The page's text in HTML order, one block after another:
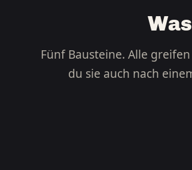
Fünf Bausteine. Alle
du sie auch nach